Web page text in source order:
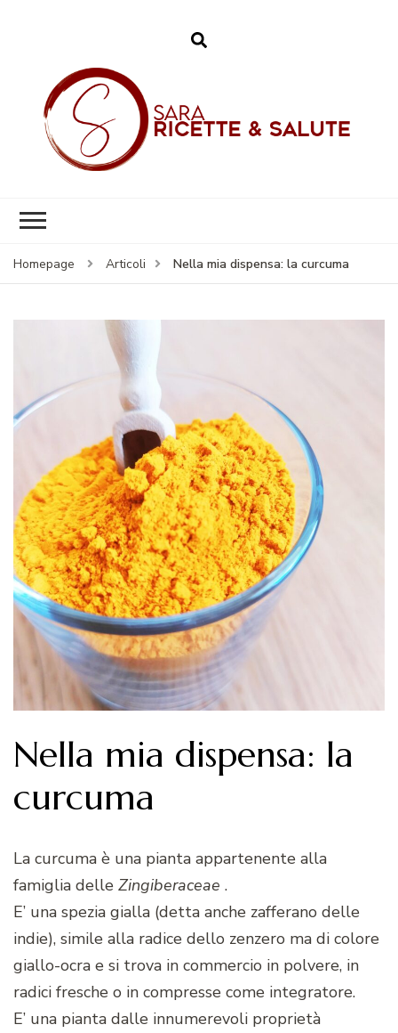
Homepage Articoli Nella mia dispensa: la curcuma
Nella mia dispensa: la
curcuma
La curcuma è una pianta appartenente alla
famiglia delle Zingiberaceae .
E’ una spezia gialla (detta anche zafferano delle
indie), simile alla radice dello zenzero ma di colore
giallo-ocra e si trova in commercio in polvere, in
radici fresche o in compresse come integratore.
E’ una pianta dalle innumerevoli proprietà